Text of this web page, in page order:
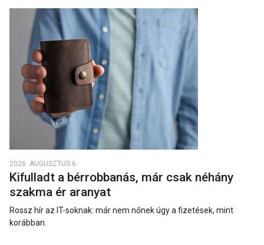
2026. AUGUSZTUS 6.
Kifulladt a bérrobbanás, már csak néhány
szakma ér aranyat
Rossz hír az IT-soknak: már nem nőnek úgy a fizetések, mint
korábban.